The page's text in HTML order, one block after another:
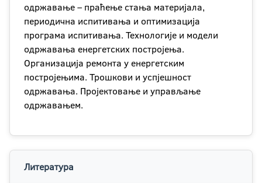
одржавање – праћење стања материјала,
периодична испитивања и оптимизација
програма испитивања. Технологије и модели
одржавања енергетских постројења.
Организација ремонта у енергетским
постројењима. Трошкови и успјешност
одржавања. Пројектовање и управљање
одржавањем.
Литература